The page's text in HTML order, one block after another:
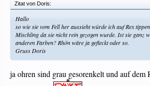
Zitat von Doris:
Hallo
so wie sie vom Fell her aussieht würde ich auf Rex
Mischling da sie nicht rein gezogen wurde. Ist sie ganz
anderen Farben? Rhön wäre ja gefleckt oder so.
Gruss Doris
ja ohren sind grau gesorenkelt und auf dem